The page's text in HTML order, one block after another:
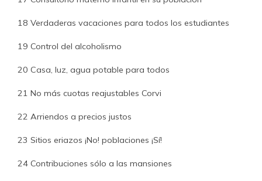
18 Verdaderas vacaciones para todos los estudiantes
19 Control del alcoholismo
20 Casa, luz, agua potable para todos
21 No más cuotas reajustables Corvi
22 Arriendos a precios justos
23 Sitios eriazos ¡No! poblaciones ¡Sí!
24 Contribuciones sólo a las mansiones